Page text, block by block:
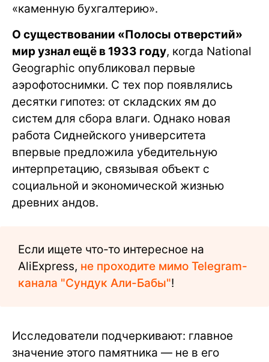
«каменную бухгалтерию».
О существовании «Полосы отверстий»
мир узнал ещё в 1933 году, когда National
Geographic опубликовал первые
аэрофотоснимки. С тех пор появлялись
десятки гипотез: от складских ям до
систем для сбора влаги. Однако новая
работа Сиднейского университета
впервые предложила убедительную
интерпретацию, связывая объект с
социальной и экономической жизнью
древних андов.
Если ищете что-то интересное на
AliExpress, не проходите мимо Telegram-
канала "Сундук Али-Бабы"!
Исследователи подчеркивают: главное
значение этого памятника — не в его